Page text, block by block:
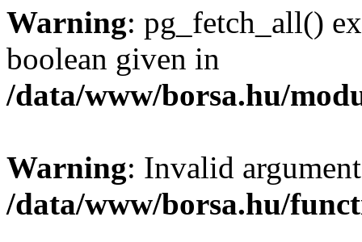
Warning: pg_fetch_all()
boolean given in
/data/www/borsa.hu/
Warning: Invalid
/data/www/borsa.hu/